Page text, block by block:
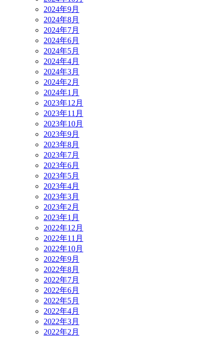
2024年9月
2024年8月
2024年7月
2024年6月
2024年5月
2024年4月
2024年3月
2024年2月
2024年1月
2023年12月
2023年11月
2023年10月
2023年9月
2023年8月
2023年7月
2023年6月
2023年5月
2023年4月
2023年3月
2023年2月
2023年1月
2022年12月
2022年11月
2022年10月
2022年9月
2022年8月
2022年7月
2022年6月
2022年5月
2022年4月
2022年3月
2022年2月